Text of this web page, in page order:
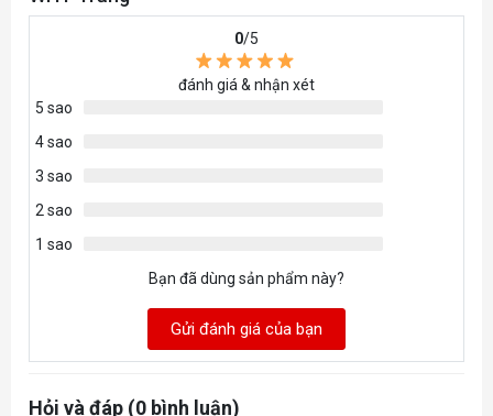
0/5
đánh giá & nhận xét
5 sao
4 sao
3 sao
2 sao
1 sao
Bạn đã dùng sản phẩm này?
Gửi đánh giá của bạn
Hỏi và đáp (0 bình luận)